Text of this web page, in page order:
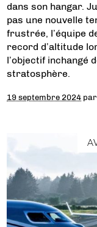
dans son hangar.
pas une nouvelle
frustrée, l’équipe
record d’altitude
l’objectif inchangé
stratosphère.
19 septembre 2024 par